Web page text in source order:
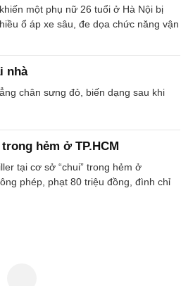
một phụ nữ 26 tuổi ở Hà Nội bị
ổ áp xe sâu, đe dọa chức năng vận
nhà
chân sưng đỏ, biến dạng sau khi
hẻm ở TP.HCM
tại cơ sở “chui” trong hẻm ở
phép, phạt 80 triệu đồng, đình chỉ